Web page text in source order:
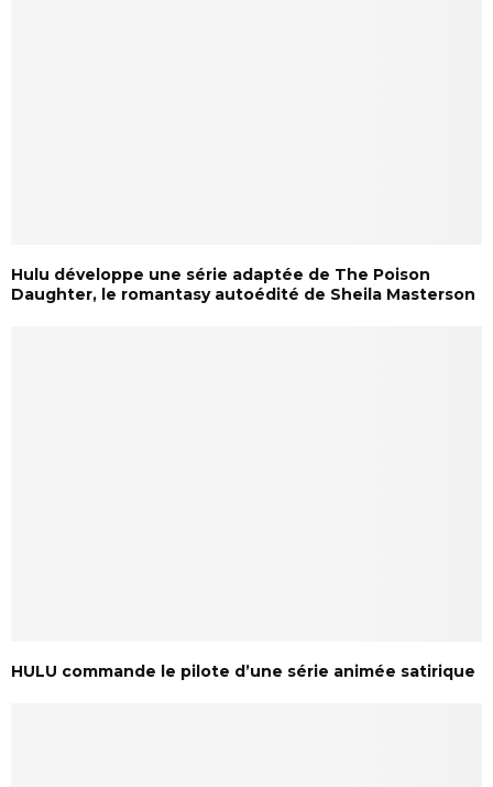
Hulu développe une série adaptée de The Poison
Daughter, le romantasy autoédité de Sheila Masterson
HULU commande le pilote d’une série animée satirique